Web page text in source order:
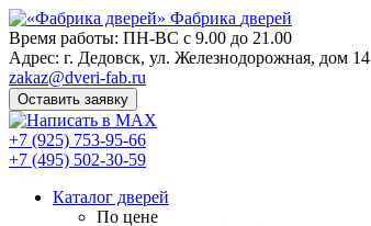
Фабрика дверей
Время работы: ПН-ВС с 9.00 до 21.00
Адрес: г. Дедовск, ул. Железнодорожная, дом 14
zakaz@dveri-fab.ru
Оставить заявку
+7 (925) 753-95-66
+7 (495) 502-30-59
Каталог дверей
По цене